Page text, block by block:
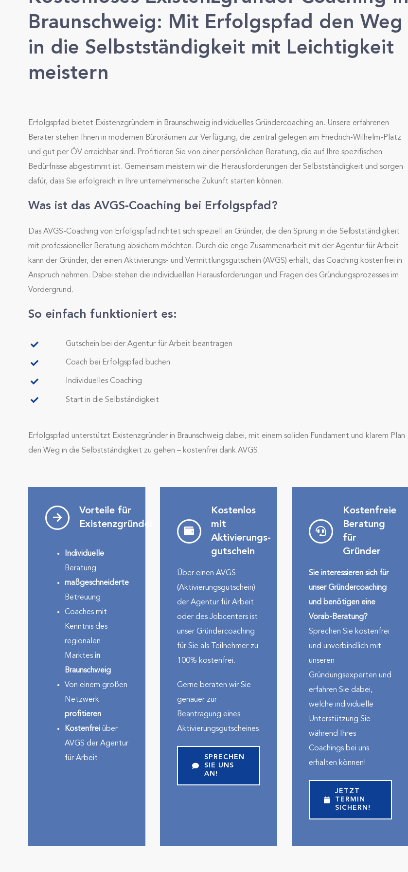
Braunschweig: Mit Erfolgspfad den Weg
in die Selbstständigkeit mit Leichtigkeit
meistern
Erfolgspfad bietet Existenzgründern in Braunschweig individuelles Gründercoaching an. Unsere erfahrenen
Berater stehen Ihnen in modernen Büroräumen zur Verfügung, die zentral gelegen am Friedrich-Wilhelm-Platz
und gut per ÖV erreichbar sind. Profitieren Sie von einer persönlichen Beratung, die auf Ihre spezifischen
Bedürfnisse abgestimmt ist. Gemeinsam meistern wir die Herausforderungen der Selbstständigkeit und sorgen
dafür, dass Sie erfolgreich in Ihre unternehmerische Zukunft starten können.
Was ist das AVGS-Coaching bei Erfolgspfad?
Das AVGS-Coaching von Erfolgspfad richtet sich speziell an Gründer, die den Sprung in die Selbstständigkeit
mit professioneller Beratung absichern möchten. Durch die enge Zusammenarbeit mit der Agentur für Arbeit
kann der Gründer, der einen Aktivierungs- und Vermittlungsgutschein (AVGS) erhält, das Coaching kostenfrei in
Anspruch nehmen. Dabei stehen die individuellen Herausforderungen und Fragen des Gründungsprozesses im
Vordergrund.
So einfach funktioniert es:
Gutschein bei der Agentur für Arbeit beantragen
Coach bei Erfolgspfad buchen
Individuelles Coaching
Start in die Selbständigkeit
Erfolgspfad unterstützt Existenzgründer in Braunschweig dabei, mit einem soliden Fundament und klarem Plan
den Weg in die Selbstständigkeit zu gehen – kostenfrei dank AVGS.
Vorteile für
Existenzgründer
Individuelle
Beratung
maßgeschneiderte
Betreuung
Coaches mit
Kenntnis des
regionalen
Marktes in
Braunschweig
Von einem großen
Netzwerk
profitieren
Kostenfreiüber
AVGS der Agentur
für Arbeit
Kostenlos
mit
Aktivierungs­
gutschein
Über einen AVGS
(Aktivierungs­gutschein)
der Agentur für Arbeit
oder des Jobcenters ist
unser Gründercoaching
für Sie als Teilnehmer zu
100% kostenfrei.
Gerne beraten wir Sie
genauer zur
Beantragung eines
Aktivierungsgutscheines.
SPRECHEN
SIE UNS
AN!
Kostenfreie
Beratung
für
Gründer
Sie interessieren sich für
unser Gründercoaching
und benötigen eine
Vorab-Beratung?
Sprechen Sie kostenfrei
und unverbindlich mit
unseren
Gründungsexperten und
erfahren Sie dabei,
welche indivi­duelle
Unter­stützung Sie
während Ihres
Coachings bei uns
erhalten können!
JETZT
TERMIN
SICHERN!